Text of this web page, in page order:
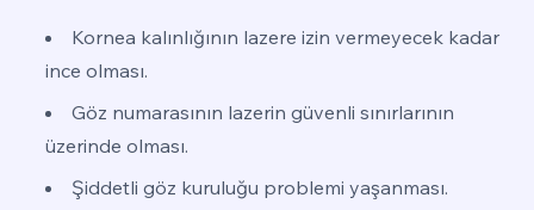
Kornea kalınlığının lazere izin vermeyecek kadar
ince olması.
Göz numarasının lazerin güvenli sınırlarının
üzerinde olması.
Şiddetli göz kuruluğu problemi yaşanması.